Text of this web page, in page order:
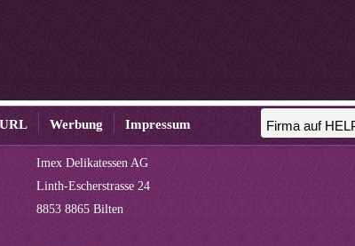
Werbung Impressum
Imex Delikatessen AG
Linth-Escherstrasse 24
8853 8865 Bilten